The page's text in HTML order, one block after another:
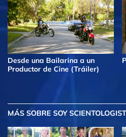
Desde una Bailarina a un
Productor de Cine (Tráiler)
MÁS SOBRE SOY SCIENTOLOGIST